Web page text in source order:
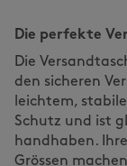
Die perfekte
Die
den sicheren
leichtem,
Schutz und ist
handhaben.
Grössen